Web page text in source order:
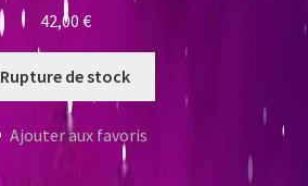
42,00 €
Rupture de stock
Ajouter aux favoris